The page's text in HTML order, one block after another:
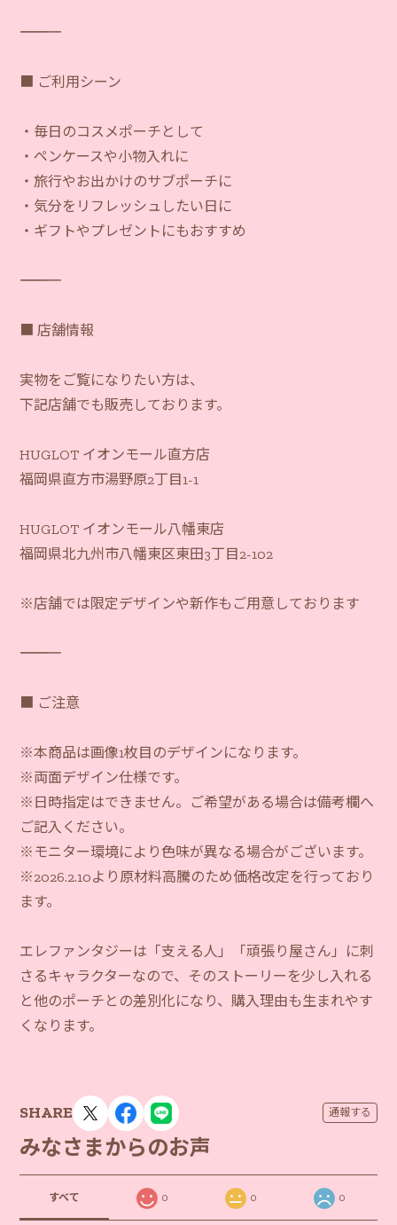
―――――――――――
■ ご利用シーン
・毎日のコスメポーチとして
・ペンケースや小物入れに
・旅行やお出かけのサブポーチに
・気分をリフレッシュしたい日に
・ギフトやプレゼントにもおすすめ
―――――――――――
■ 店舗情報
実物をご覧になりたい方は、
下記店舗でも販売しております。
HUGLOT イオンモール直方店
福岡県直方市湯野原2丁目1-1
HUGLOT イオンモール八幡東店
福岡県北九州市八幡東区東田3丁目2-102
※店舗では限定デザインや新作もご用意しております
―――――――――――
■ ご注意
※本商品は画像1枚目のデザインになります。
※両面デザイン仕様です。
※日時指定はできません。ご希望がある場合は備考欄へ
ご記入ください。
※モニター環境により色味が異なる場合がございます。
※2026.2.10より原材料高騰のため価格改定を行っており
ます。
エレファンタジーは「支える人」「頑張り屋さん」に刺
さるキャラクターなので、そのストーリーを少し入れる
と他のポーチとの差別化になり、購入理由も生まれやす
くなります。
SHARE 通報する
みなさまからのお声
すべて 0 0 0